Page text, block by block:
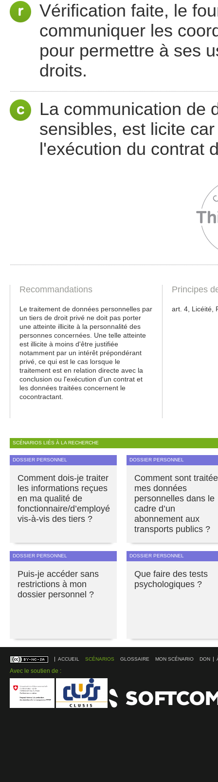
Vérification faite, le
communiquer les
pour permettre à ses
droits.
La communication de
sensibles, est licite
l'exécution du contrat
Recommandations
Le traitement de données personnelles par
un tiers de droit privé ne doit pas porter
une atteinte illicite à la personnalité des
personnes concernées. Une telle atteinte
est illicite à moins d'être justifiée
notamment par un intérêt prépondérant
privé, ce qui est le cas lorsque le
traitement est en relation directe avec la
conclusion ou l'exécution d'un contrat et
les données traitées concernent le
cocontractant.
Principes
art. 4, Licéité,
SCÉNARIOS LIÉS À LA RECHERCHE
DOSSIER PERSONNEL
Comment dois-je traiter
les informations reçues
en ma qualité de
fonctionnaire/d’employé
vis-à-vis des tiers ?
DOSSIER PERSONNEL
Comment sont
mes données
personnelles dans le
cadre d’un
abonnement aux
transports publics ?
DOSSIER PERSONNEL
Puis-je accéder sans
restrictions à mon
dossier personnel ?
DOSSIER PERSONNEL
Que faire des tests
psychologiques ?
ACCUEIL SCÉNARIOS GLOSSAIRE MON SCÉNARIO DON
Avec le soutien de :